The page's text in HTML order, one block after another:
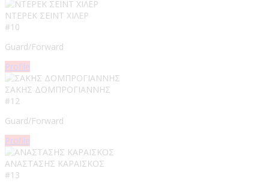
ΝΤΕΡΕΚ ΣΕΙΝΤ ΧΙΛΕΡ
#10
Guard/Forward
Profile
ΣΑΚΗΣ ΔΟΜΠΡΟΓΙΑΝΝΗΣ
#12
Guard/Forward
Profile
ΑΝΑΣΤΑΣΗΣ ΚΑΡΑΪΣΚΟΣ
#13